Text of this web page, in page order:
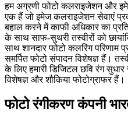
हम अग्रणी फोटो कलराइजेशन और
एक हैं जो इमेज कलराइजेशन सेवाएं
बहाल करने में काफी अधिकार का
के साथ साफ-सुथरी तस्वीरों को
साथ शानदार फोटो कलरिंग
समर्पित फोटो संपादन विशेषज्ञ हैं।
के लिए हमारी डिजिटल छवि रंग
विशेषज्ञ और शौकिया फोटोग्राफर हैं।
फोटो रंगीकरण कंपनी